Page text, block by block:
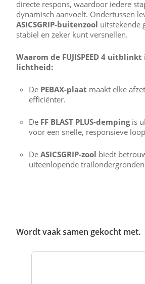
directe respons, waardoor iedere
dynamisch aanvoelt. Ondertussen
ASICSGRIP-buitenzool uitstekende
stabiel en zeker kunt versnellen.
Waarom de FUJISPEED 4
lichtheid:
De PEBAX-plaat maakt elke
efficiënter.
De FF BLAST PLUS-dempingis
voor een snelle, responsieve
De ASICSGRIP-zool biedt
uiteenlopende
Wordt vaak samen gekocht met.